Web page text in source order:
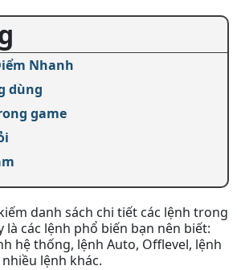
Nhanh
dùng
game
danh sách chi tiết các lệnh trong
là các lệnh phổ biến bạn nên biết:
hệ thống, lệnh Auto, Offlevel, lệnh
lệnh khác.